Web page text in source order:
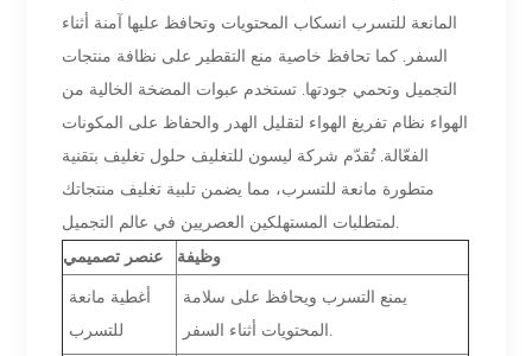
المانعة للتسرب انسكاب المحتويات وتحافظ عليها آمنة أثناء
السفر. كما تحافظ خاصية منع التقطير على نظافة منتجات
التجميل وتحمي جودتها. تستخدم عبوات المضخة الخالية من
الهواء نظام تفريغ الهواء لتقليل الهدر والحفاظ على المكونات
الفعّالة. تُقدّم شركة ليسون للتغليف حلول تغليف بتقنية
متطورة مانعة للتسرب، مما يضمن تلبية تغليف منتجاتك
لمتطلبات المستهلكين العصريين في عالم التجميل.
عنصر تصميمي وظيفة
أغطية مانعة
للتسرب
يمنع التسرب ويحافظ على سلامة
المحتويات أثناء السفر.